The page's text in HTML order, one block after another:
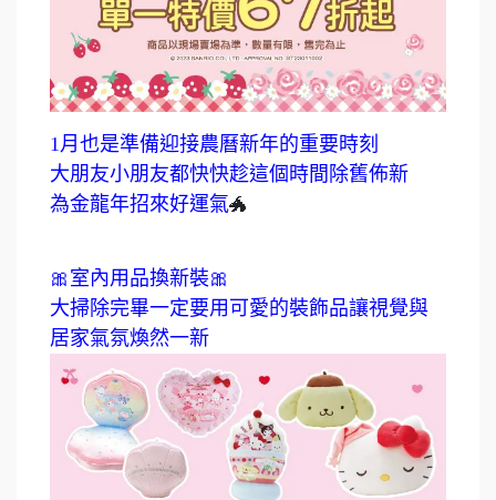
1月也是準備迎接農曆新年的重要時刻
大朋友小朋友都快快趁這個時間除舊佈新
為金龍年招來好運氣🐲
🎀室內用品換新裝🎀
大掃除完畢一定要用可愛的裝飾品讓視覺與
居家氣氛煥然一新